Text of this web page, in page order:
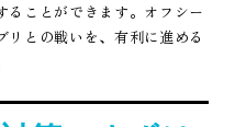
ることができます。オフシー
リとの戦いを、有利に進める